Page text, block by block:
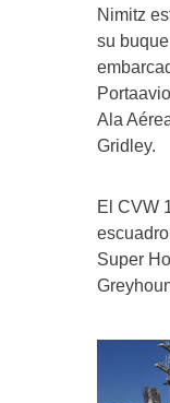
Nimitz
su
Ala
Gridley.
El CVW
Super